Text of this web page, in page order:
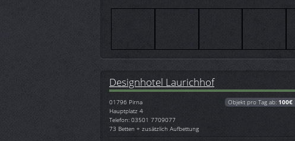
Designhotel Laurichhof
01796 Pirna
Hauptplatz 4
Telefon: 03501 7709077
73 Betten + zusätzlich Aufbettung
Objekt pro Tag ab: 100€